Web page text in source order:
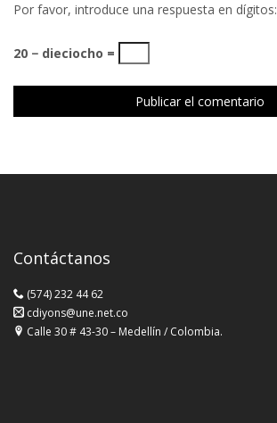
Por favor, introduce una respuesta en dígitos:
20 − dieciocho =
Contáctanos
(574) 232 44 62
cdiyons@une.net.co
Calle 30 # 43-30 – Medellín / Colombia.